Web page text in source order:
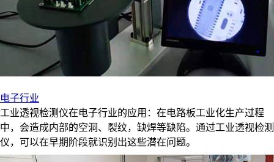
电子行业
工业透视检测仪在电子行业的应用：在电路板工业化生产过程
中，会造成内部的空洞、裂纹，缺焊等缺陷。通过工业透视检测
仪，可以在早期阶段就识别出这些潜在问题。